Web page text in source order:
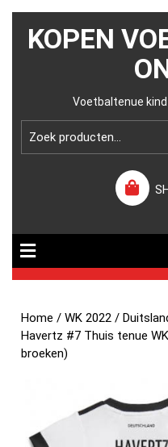
KOPEN
Voetbaltenue
Home /WK 2022 /
Havertz #7 Thuis tenue
broeken)